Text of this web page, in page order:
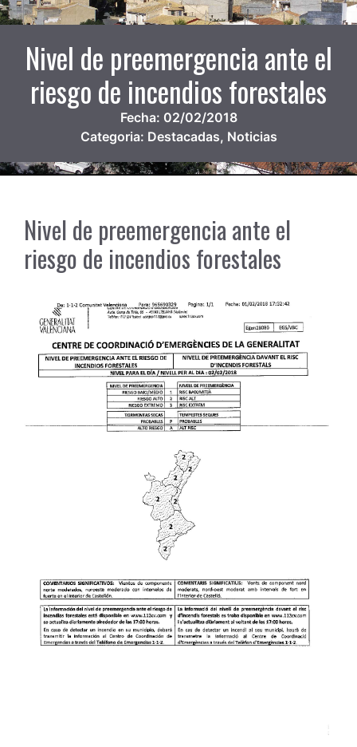
Nivel de preemergencia ante el
riesgo de incendios forestales
Fecha: 02/02/2018
Categoria: Destacadas, Noticias
Nivel de preemergencia ante el
riesgo de incendios forestales